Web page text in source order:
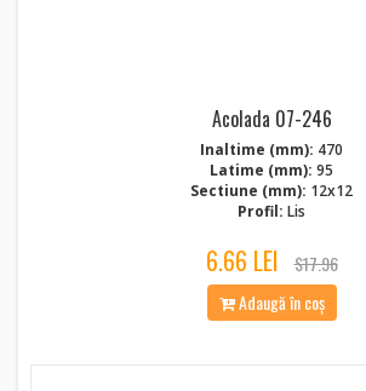
Acolada 07-246
Inaltime (mm): 470
Latime (mm): 95
Sectiune (mm): 12x12
Profil: Lis
6.66 LEI
$17.96
Adaugă în coș